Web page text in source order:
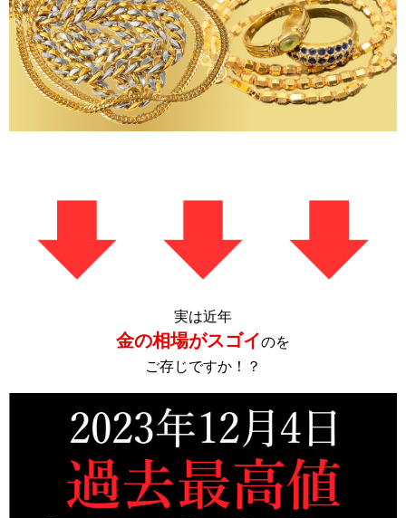
実は近年
金の相場がスゴイのを
ご存じですか！？